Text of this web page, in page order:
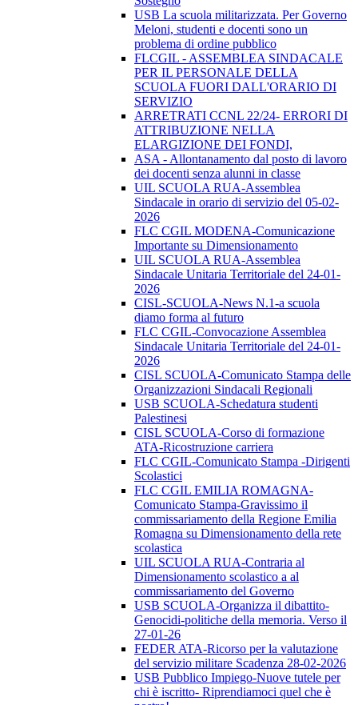
USB La scuola militarizzata. Per Governo
Meloni, studenti e docenti sono un
problema di ordine pubblico
FLCGIL - ASSEMBLEA SINDACALE
PER IL PERSONALE DELLA
SCUOLA FUORI DALL'ORARIO DI
SERVIZIO
ARRETRATI CCNL 22/24- ERRORI DI
ATTRIBUZIONE NELLA
ELARGIZIONE DEI FONDI,
ASA - Allontanamento dal posto di lavoro
dei docenti senza alunni in classe
UIL SCUOLA RUA-Assemblea
Sindacale in orario di servizio del 05-02-
2026
FLC CGIL MODENA-Comunicazione
Importante su Dimensionamento
UIL SCUOLA RUA-Assemblea
Sindacale Unitaria Territoriale del 24-01-
2026
CISL-SCUOLA-News N.1-a scuola
diamo forma al futuro
FLC CGIL-Convocazione Assemblea
Sindacale Unitaria Territoriale del 24-01-
2026
CISL SCUOLA-Comunicato Stampa delle
Organizzazioni Sindacali Regionali
USB SCUOLA-Schedatura studenti
Palestinesi
CISL SCUOLA-Corso di formazione
ATA-Ricostruzione carriera
FLC CGIL-Comunicato Stampa -Dirigenti
Scolastici
FLC CGIL EMILIA ROMAGNA-
Comunicato Stampa-Gravissimo il
commissariamento della Regione Emilia
Romagna su Dimensionamento della rete
scolastica
UIL SCUOLA RUA-Contraria al
Dimensionamento scolastico a al
commissariamento del Governo
USB SCUOLA-Organizza il dibattito-
Genocidi-politiche della memoria. Verso il
27-01-26
FEDER ATA-Ricorso per la valutazione
del servizio militare Scadenza 28-02-2026
USB Pubblico Impiego-Nuove tutele per
chi è iscritto- Riprendiamoci quel che è